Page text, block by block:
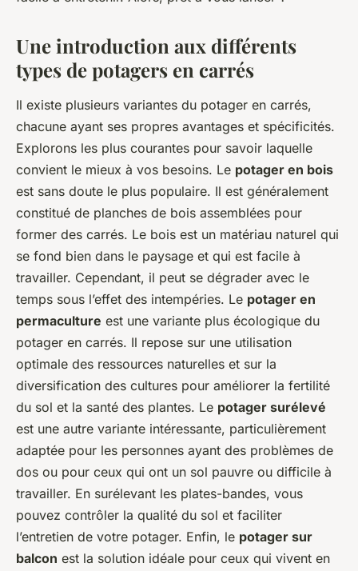
Une introduction aux différents
types de potagers en carrés
Il existe plusieurs variantes du potager en carrés,
chacune ayant ses propres avantages et spécificités.
Explorons les plus courantes pour savoir laquelle
convient le mieux à vos besoins. Le potager en bois
est sans doute le plus populaire. Il est généralement
constitué de planches de bois assemblées pour
former des carrés. Le bois est un matériau naturel qui
se fond bien dans le paysage et qui est facile à
travailler. Cependant, il peut se dégrader avec le
temps sous l’effet des intempéries. Le potager en
permaculture est une variante plus écologique du
potager en carrés. Il repose sur une utilisation
optimale des ressources naturelles et sur la
diversification des cultures pour améliorer la fertilité
du sol et la santé des plantes. Le potager surélevé
est une autre variante intéressante, particulièrement
adaptée pour les personnes ayant des problèmes de
dos ou pour ceux qui ont un sol pauvre ou difficile à
travailler. En surélevant les plates-bandes, vous
pouvez contrôler la qualité du sol et faciliter
l’entretien de votre potager. Enfin, le potager sur
balcon est la solution idéale pour ceux qui vivent en